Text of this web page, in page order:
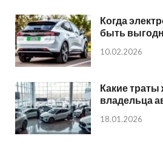
Когда
быть
10.02.2026
Какие траты
владельца
18.01.2026